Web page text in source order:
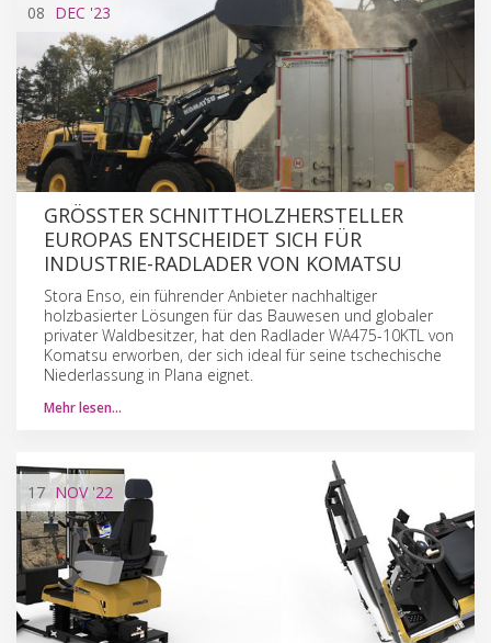
08 DEC '23
GRÖSSTER SCHNITTHOLZHERSTELLER E
UROPAS ENTSCHEIDET SICH FÜR I
NDUSTRIE-RADLADER VON KOMATSU
Stora Enso, ein führender Anbieter nachhaltiger
holzbasierter Lösungen für das Bauwesen und globaler
privater Waldbesitzer, hat den Radlader WA475-10KTL von
Komatsu erworben, der sich ideal für seine tschechische
Niederlassung in Plana eignet.
Mehr lesen…
17 NOV'22